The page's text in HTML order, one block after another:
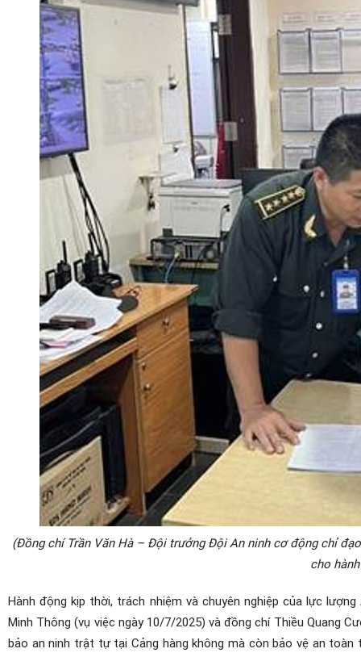
(Đồng chí Trần Văn Hà – Đội trưởng Đội An ninh cơ động chỉ
cho
Hành động kịp thời, trách nhiệm và chuyên nghiệp của lực
Minh Thông (vụ việc ngày 10/7/2025) và đồng chí Thiều Quang
bảo an ninh trật tự tại Cảng hàng không mà còn bảo vệ an